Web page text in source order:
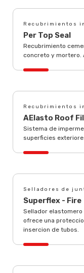
Recubrimientos
Per Top Seal
Recubrimiento
concreto y mortero.
Recubrimientos
AElasto Roof
Sistema de
superficies
Selladores de
Superflex - Fire
Sellador
ofrece una
insercion de tubos.